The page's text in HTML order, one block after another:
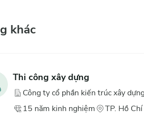
khác
Thi công xây dựng
Công ty cổ phần kiến trúc xây
15 năm kinh nghiệm TP. Hồ